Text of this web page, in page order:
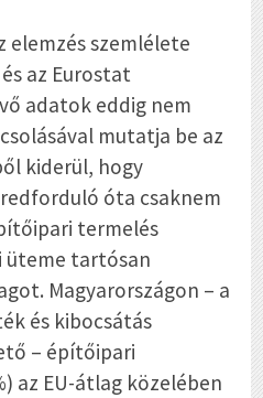
elemzés szemlélete
az Eurostat
adatok eddig nem
mutatja be az
kiderül, hogy
óta csaknem
termelés
üteme tartósan
Magyarországon – a
és kibocsátás
– építőipari
az EU-átlag közelében